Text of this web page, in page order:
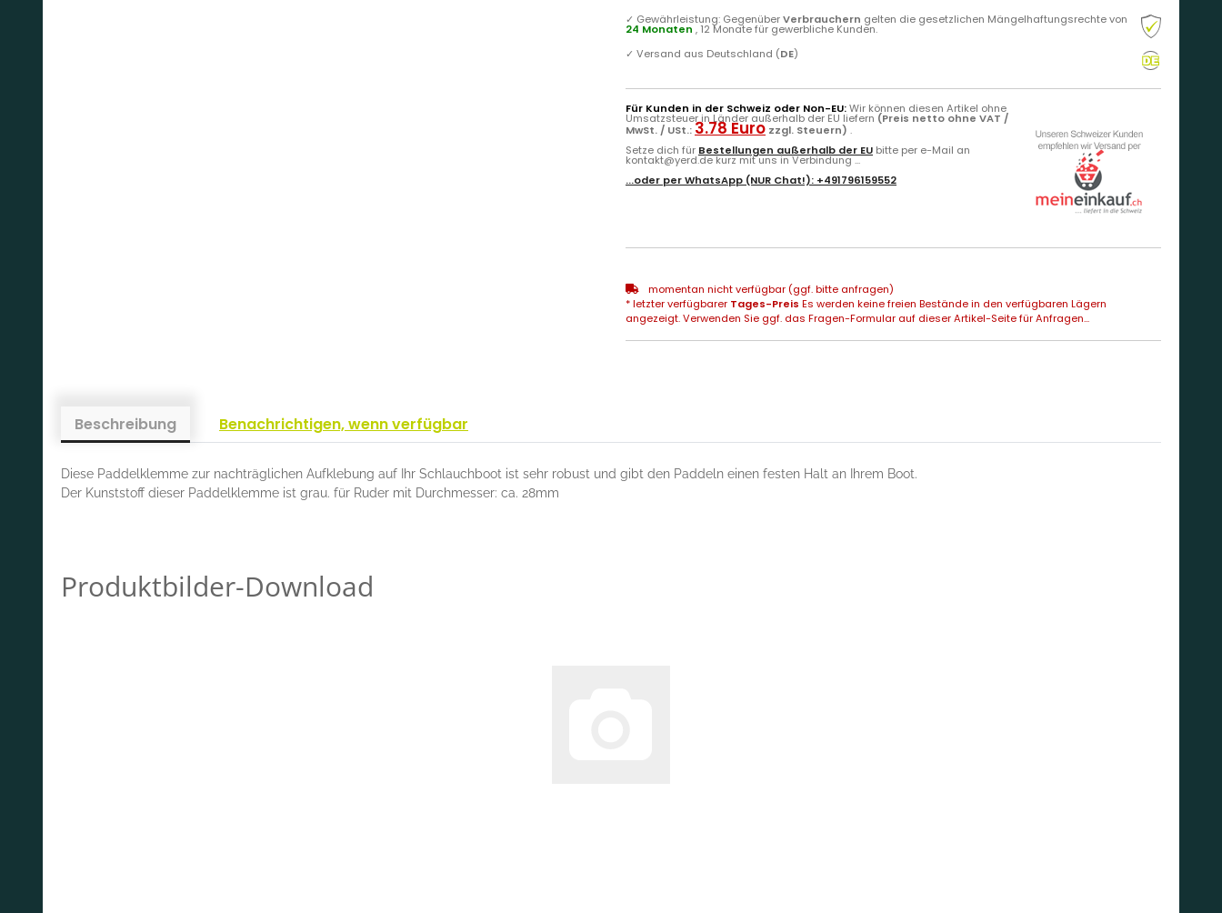
✓ Gewährleistung: GegenüberVerbrauchern gelten die gesetzlichen Mängelhaftungsrechte von
24 Monaten , 12 Monate für gewerbliche Kunden.
✓ Versand aus Deutschland (DE)
Für Kunden in der Schweiz oder Non-EU:Wir können diesen Artikel ohne
Umsatzsteuer in Länder außerhalb der EU liefern (Preis netto ohne VAT /
MwSt. / USt.: 3.78 Euro zzgl. Steuern) .
Setze dich für Bestellungen außerhalb der EU bitte per e-Mail an
kontakt@yerd.de kurz mit uns in Verbindung ...
...oder perWhatsApp (NUR Chat!): +491796159552
momentan nicht verfügbar (ggf. bitte anfragen)
* letzter verfügbarer Tages-Preis Es werden keine freien Bestände in den verfügbaren Lägern
angezeigt. Verwenden Sie ggf. das Fragen-Formular auf dieser Artikel-Seite für Anfragen...
Beschreibung Benachrichtigen, wenn verfügbar
Diese Paddelklemme zur nachträglichen Aufklebung auf Ihr Schlauchboot ist sehr robust und gibt den Paddeln einen festen Halt an Ihrem Boot.
Der Kunststoff dieser Paddelklemme ist grau. für Ruder mit Durchmesser: ca. 28mm
Produktbilder-Download